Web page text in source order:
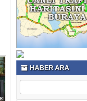
HABER ARA